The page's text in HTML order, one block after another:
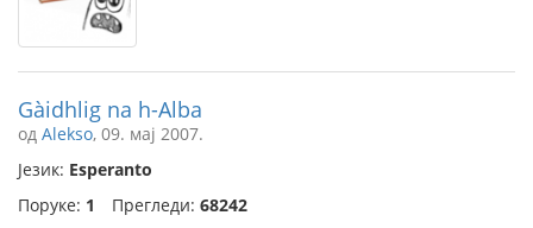
Gàidhlig na h-Alba
од Alekso, 09. мај 2007.
Језик: Esperanto
Поруке: 1 Прегледи: 68242